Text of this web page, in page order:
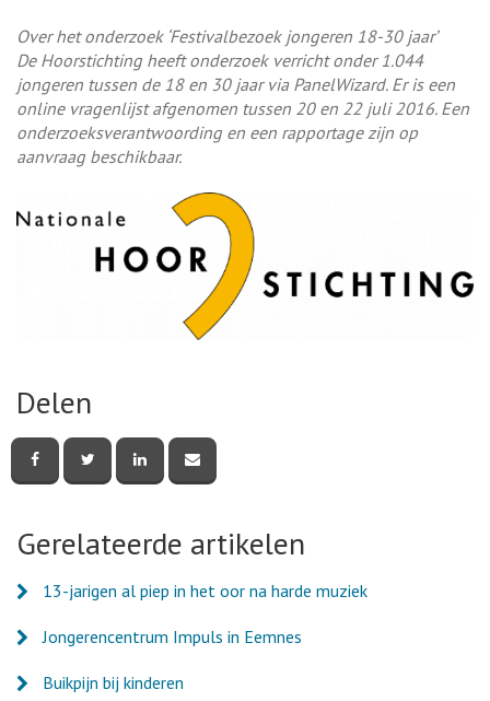
Over het onderzoek ‘Festivalbezoek jongeren 18-30 jaar’
De Hoorstichting heeft onderzoek verricht onder 1.044
jongeren tussen de 18 en 30 jaar via PanelWizard. Er is een
online vragenlijst afgenomen tussen 20 en 22 juli 2016. Een
onderzoeksverantwoording en een rapportage zijn op
aanvraag beschikbaar.
Delen
deze
pagina
deze
pagina
deze
pagina
deze
pagina
mail
Gerelateerde artikelen
13-jarigen al piep in het oor na harde muziek
Jongerencentrum Impuls in Eemnes
Buikpijn bij kinderen